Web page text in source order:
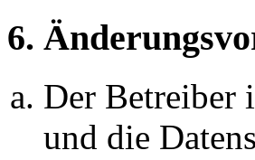
6.
Der Betreiber
und die